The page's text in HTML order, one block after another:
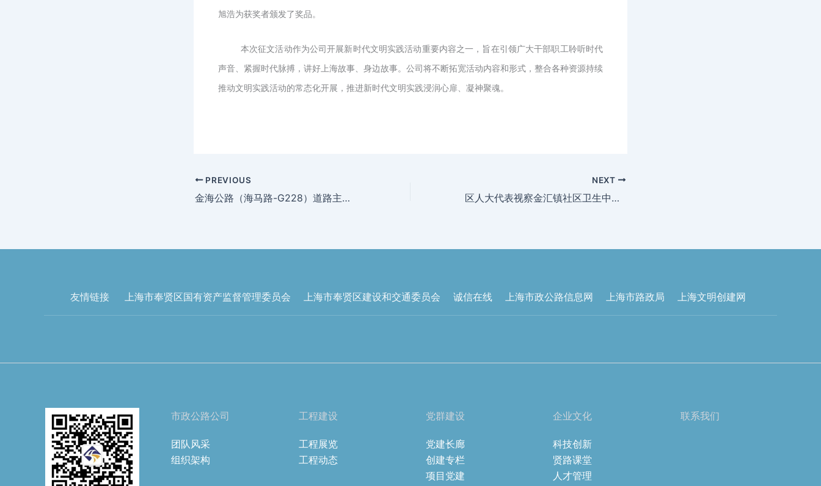
旭浩为获奖者颁发了奖品。
本次征文活动作为公司开展新时代文明实践活动重要内容之一，旨在引领广大干部职工聆听时代
声音、紧握时代脉搏，讲好上海故事、身边故事。公司将不断拓宽活动内容和形式，整合各种资源持续
推动文明实践活动的常态化开展，推进新时代文明实践浸润心扉、凝神聚魂。
PREVIOUS
金海公路（海马路-G228）道路主体工程完成
NEXT
区人大代表视察金汇镇社区卫生中心项目
友情链接 上海市奉贤区国有资产监督管理委员会 上海市奉贤区建设和交通委员会 诚信在线 上海市政公路信息网 上海市路政局 上海文明创建网
市政公路公司
团队风采
组织架构
工程建设
工程展览
工程动态
党群建设
党建长廊
创建专栏
项目党建
企业文化
科技创新
贤路课堂
人才管理
联系我们